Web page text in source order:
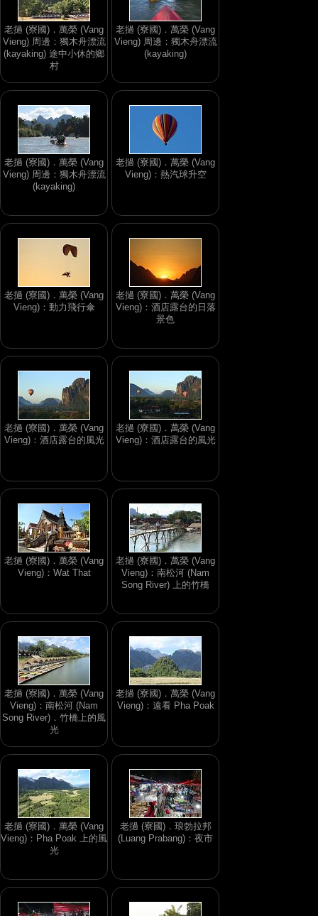
老撾 (寮國)．萬榮 (Vang
Vieng) 周邊：獨木舟漂流
(kayaking) 途中小休的鄉
村
老撾 (寮國)．萬榮 (Vang
Vieng) 周邊：獨木舟漂流
(kayaking)
老撾 (寮國)．萬榮 (Vang
Vieng) 周邊：獨木舟漂流
(kayaking)
老撾 (寮國)．萬榮 (Vang
Vieng)：熱汽球升空
老撾 (寮國)．萬榮 (Vang
Vieng)：動力飛行傘
老撾 (寮國)．萬榮 (Vang
Vieng)：酒店露台的日落
景色
老撾 (寮國)．萬榮 (Vang
Vieng)：酒店露台的風光
老撾 (寮國)．萬榮 (Vang
Vieng)：酒店露台的風光
老撾 (寮國)．萬榮 (Vang
Vieng)：Wat That
老撾 (寮國)．萬榮 (Vang
Vieng)：南松河 (Nam
Song River) 上的竹橋
老撾 (寮國)．萬榮 (Vang
Vieng)：南松河 (Nam
Song River)．竹橋上的風
光
老撾 (寮國)．萬榮 (Vang
Vieng)：遠看 Pha Poak
老撾 (寮國)．萬榮 (Vang
Vieng)：Pha Poak 上的風
光
老撾 (寮國)．琅勃拉邦
(Luang Prabang)：夜市